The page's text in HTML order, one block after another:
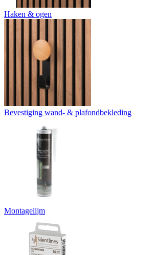
Haken & ogen
Bevestiging wand- & plafondbekleding
Montagelijm